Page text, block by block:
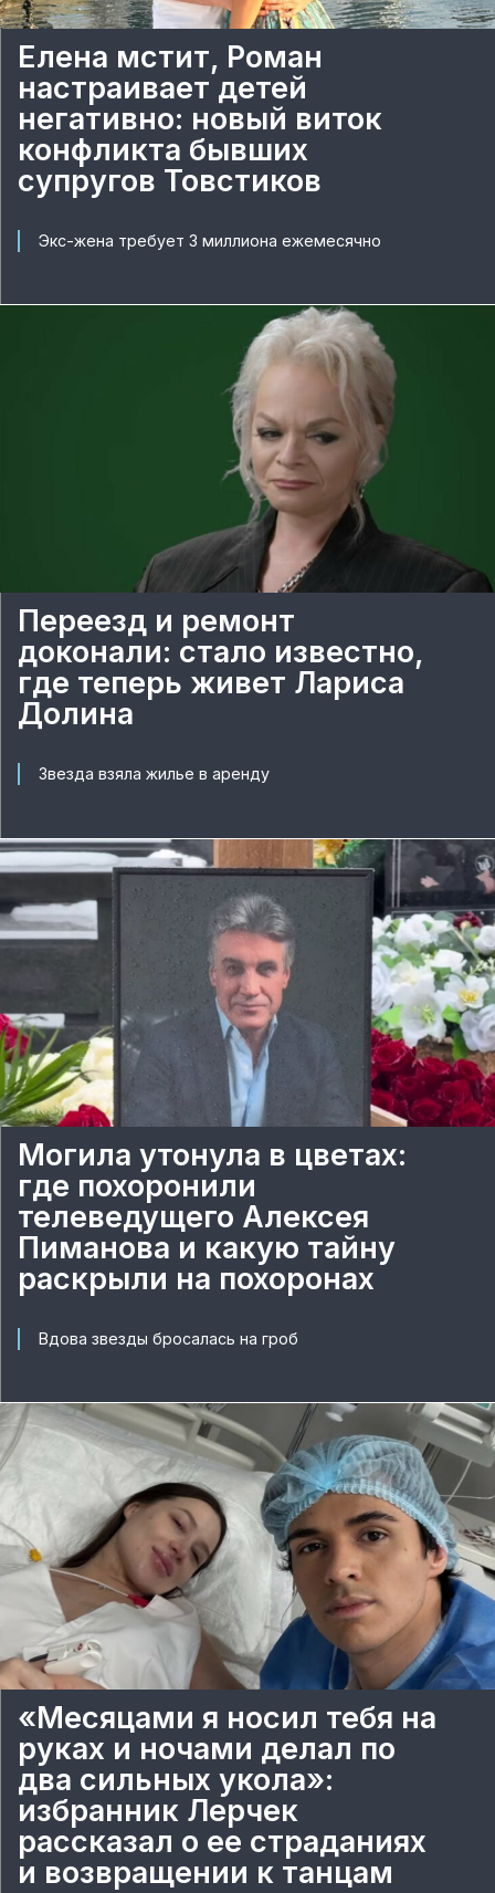
Елена мстит, Роман
настраивает детей
негативно: новый виток
конфликта бывших
супругов Товстиков
Экс-жена требует 3 миллиона ежемесячно
Переезд и ремонт
доконали: стало известно,
где теперь живет Лариса
Долина
Звезда взяла жилье в аренду
Могила утонула в цветах:
где похоронили
телеведущего Алексея
Пиманова и какую тайну
раскрыли на похоронах
Вдова звезды бросалась на гроб
«Месяцами я носил тебя на
руках и ночами делал по
два сильных укола»:
избранник Лерчек
рассказал о ее страданиях
и возвращении к танцам